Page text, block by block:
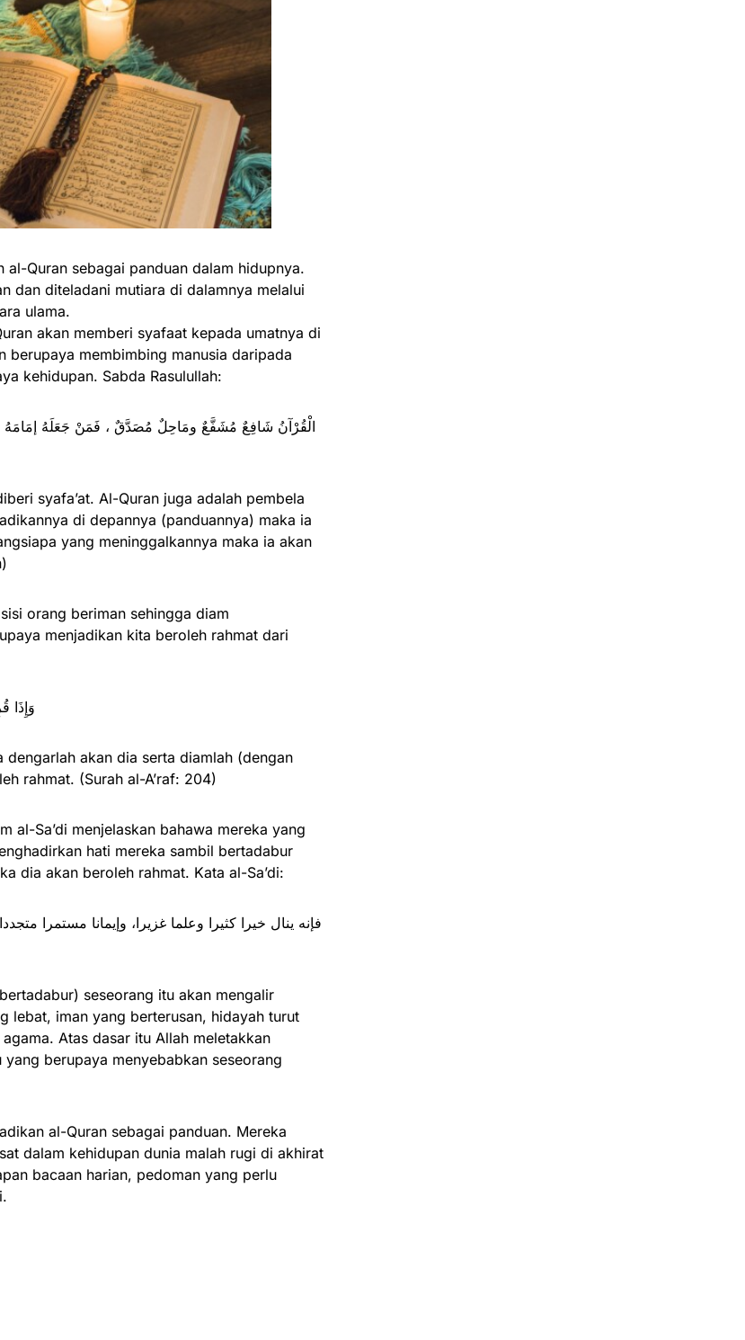
al-Quran sebagai panduan dalam hidupnya.
dan diteladani mutiara di dalamnya melalui
ulama.
akan memberi syafaat kepada umatnya di
berupaya membimbing manusia daripada
kehidupan. Sabda Rasulullah:
الْقُرْآنُ شَافِعٌ مُشَفَّعٌ ومَاحِلٌ مُصَدَّقٌ ، فَمَنْ جَعَلَهُ إمَامَهُ
syafa’at. Al-Quran juga adalah pembela
di depannya (panduannya) maka ia
yang meninggalkannya maka ia akan
orang beriman sehingga diam
menjadikan kita beroleh rahmat dari
وَإِذَا
akan dia serta diamlah (dengan
rahmat. (Surah al-A’raf: 204)
al-Sa’di menjelaskan bahawa mereka yang
hati mereka sambil bertadabur
dia akan beroleh rahmat. Kata al-Sa’di:
فإنه ينال خيرا كثيرا وعلما غزيرا، وإيمانا مستمرا
seseorang itu akan mengalir
lebat, iman yang berterusan, hidayah turut
Atas dasar itu Allah meletakkan
berupaya menyebabkan seseorang
al-Quran sebagai panduan. Mereka
dalam kehidupan dunia malah rugi di akhirat
bacaan harian, pedoman yang perlu